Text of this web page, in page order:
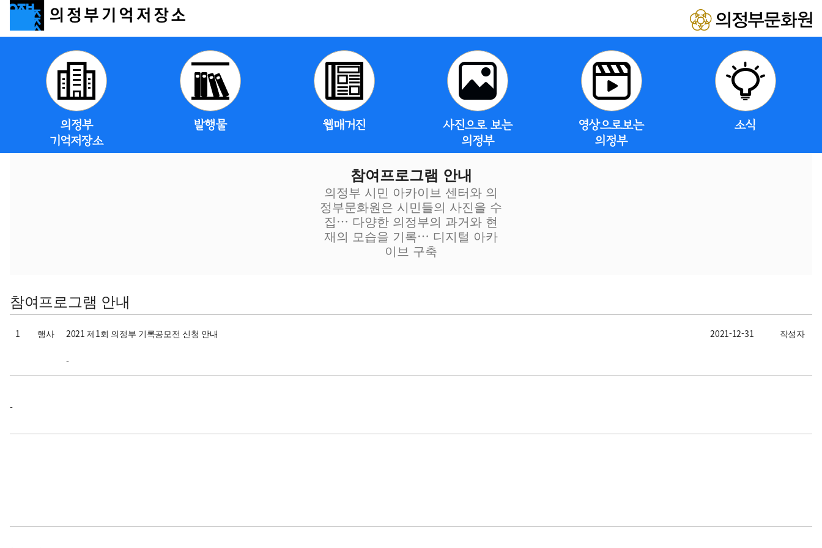
의정부
기억저장소
발행물 웹매거진
사진으로 보는
의정부
영상으로보는
의정부
소식
참여프로그램 안내
의정부 시민 아카이브 센터와 의
정부문화원은 시민들의 사진을 수
집… 다양한 의정부의 과거와 현
재의 모습을 기록… 디지털 아카
이브 구축
참여프로그램 안내
1 행사 2021 제1회 의정부 기록공모전 신청 안내
-
2021-12-31 작성자
-